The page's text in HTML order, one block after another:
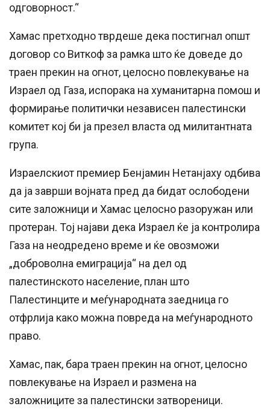
одговорност.“
Хамас претходно тврдеше дека постигнал општ
договор со Виткоф за рамка што ќе доведе до
траен прекин на огнот, целосно повлекување на
Израел од Газа, испорака на хуманитарна помош и
формирање политички независен палестински
комитет кој би ја презел власта од милитантната
група.
Израелскиот премиер Бенјамин Нетанјаху одбива
да ја заврши војната пред да бидат ослободени
сите заложници и Хамас целосно разоружан или
протеран. Тој најави дека Израел ќе ја контролира
Газа на неодредено време и ќе овозможи
„доброволна емиграција“ на дел од
палестинското население, план што
Палестинците и меѓународната заедница го
отфрлија како можна повреда на меѓународното
право.
Хамас, пак, бара траен прекин на огнот, целосно
повлекување на Израел и размена на
заложниците за палестински затвореници.